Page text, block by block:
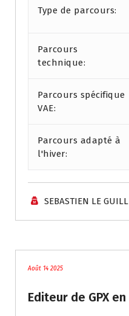
Type de parcours:
Parcours
technique:
Parcours spécifique
VAE:
Parcours adapté à
l'hiver:
SEBASTIEN LE
Août 14 2025
Editeur de GPX